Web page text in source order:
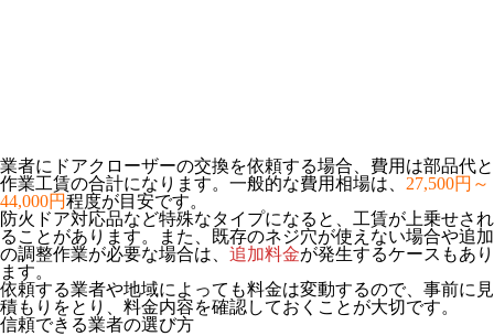
業者にドアクローザーの交換を依頼する場合、費用は部品代と
作業工賃の合計になります。一般的な費用相場は、 27,500円～
44,000円程度が目安です。
防火ドア対応品など特殊なタイプになると、工賃が上乗せされ
ることがあります。また、既存のネジ穴が使えない場合や追加
の調整作業が必要な場合は、 追加料金が発生するケースもあり
ます。
依頼する業者や地域によっても料金は変動するので、事前に見
積もりをとり、料金内容を確認しておくことが大切です。
信頼できる業者の選び方